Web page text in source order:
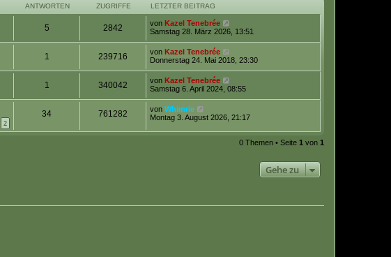
ANTWORTEN ZUGRIFFE LETZTER BEITRAG
5 2842 von Kazel Tenebrée
Samstag 28. März 2026, 13:51
1 239716 von Kazel Tenebrée
Donnerstag 24. Mai 2018, 23:30
1 340042 von Kazel Tenebrée
Samstag 6. April 2024, 08:55
2
34 761282 von Whimrie
Montag 3. August 2026, 21:17
0 Themen • Seite 1 von 1
Gehe zu